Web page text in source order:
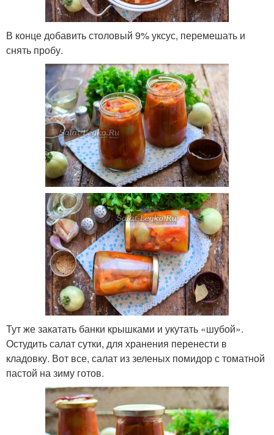
В конце добавить столовый 9% уксус, перемешать и
снять пробу.
Тут же закатать банки крышками и укутать «шубой».
Остудить салат сутки, для хранения перенести в
кладовку. Вот все, салат из зеленых помидор с томатной
пастой на зиму готов.